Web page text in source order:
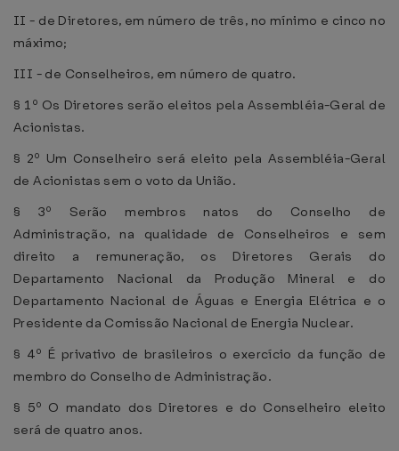
II - de Diretores, em número de três, no mínimo e cinco no
máximo;
III - de Conselheiros, em número de quatro.
§ 1º Os Diretores serão eleitos pela Assembléia-Geral de
Acionistas.
§ 2º Um Conselheiro será eleito pela Assembléia-Geral
de Acionistas sem o voto da União.
§ 3º Serão membros natos do Conselho de
Administração, na qualidade de Conselheiros e sem
direito a remuneração, os Diretores Gerais do
Departamento Nacional da Produção Mineral e do
Departamento Nacional de Águas e Energia Elétrica e o
Presidente da Comissão Nacional de Energia Nuclear.
§ 4º É privativo de brasileiros o exercício da função de
membro do Conselho de Administração.
§ 5º O mandato dos Diretores e do Conselheiro eleito
será de quatro anos.